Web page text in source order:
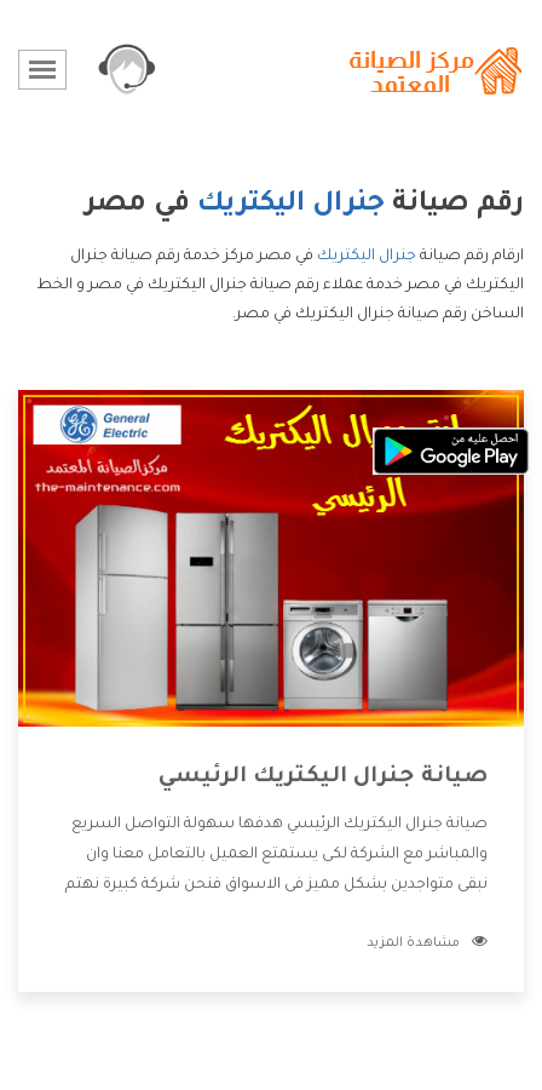
رقم صيانة جنرال اليكتريك في مصر
ارقام رقم صيانة جنرال اليكتريك في مصر مركز خدمة رقم صيانة جنرال
اليكتريك في مصر خدمة عملاء رقم صيانة جنرال اليكتريك في مصر و الخط
الساخن رقم صيانة جنرال اليكتريك في مصر.
صيانة جنرال اليكتريك الرئيسي
صيانة جنرال اليكتريك الرئيسي هدفها سهولة التواصل السريع
والمباشر مع الشركة لكى يستمتع العميل بالتعامل معنا وان
نبقى متواجدين بشكل مميز فى الاسواق فنحن شركة كبيرة نهتم
الشركة بها والتى تكون منها خدمة الصيانة التى تكون من أهم
مشاهدة المزيد